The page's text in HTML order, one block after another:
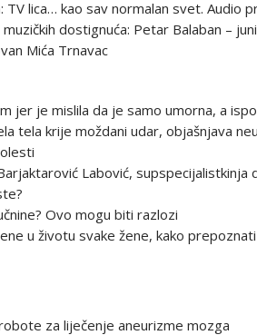
TV lica… kao sav normalan svet. Audio
dostignuća: Petar Balaban –
Mića Trnavac
jer je mislila da je samo umorna, a
tela krije moždani udar, objašnjava
Labović,
Ovo mogu biti razlozi
u životu svake žene, kako
za liječenje aneurizme mozga